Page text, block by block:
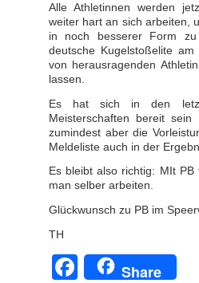
Alle Athletinnen werden
weiter hart an sich arbeiten,
in noch besserer Form
deutsche Kugelstoßelite
von herausragenden
lassen.
Es hat sich in den
Meisterschaften bereit sein
zumindest aber die
Meldeliste auch in der
Es bleibt also richtig: MIt
man selber arbeiten.
Glückwunsch zu PB im
TH
Facebook
Share